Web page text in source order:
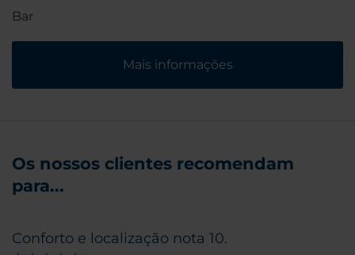
Bar
Mais informações
Os nossos clientes recomendam
para...
Conforto e localização nota 10.